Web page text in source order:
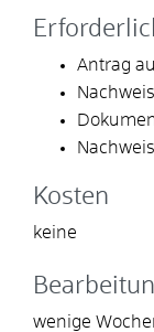
Antrag
Kosten
keine
wenige